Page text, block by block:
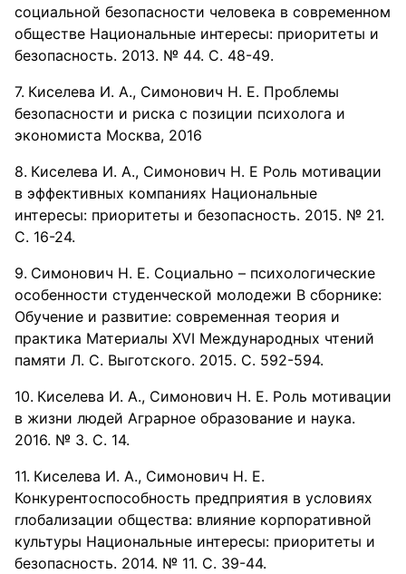
социальной безопасности человека в современном
обществе Национальные интересы: приоритеты и
безопасность. 2013. № 44. С. 48-49.
Киселева И. А., Симонович Н. Е. Проблемы
безопасности и риска с позиции психолога и
экономиста Москва, 2016
Киселева И. А., Симонович Н. Е Роль мотивации
в эффективных компаниях Национальные
интересы: приоритеты и безопасность. 2015. № 21.
С. 16-24.
Симонович Н. Е. Социально – психологические
особенности студенческой молодежи В сборнике:
Обучение и развитие: современная теория и
практика Материалы XVI Международных чтений
памяти Л. С. Выготского. 2015. С. 592-594.
Киселева И. А., Симонович Н. Е. Роль мотивации
в жизни людей Аграрное образование и наука.
2016. № 3. С. 14.
Киселева И. А., Симонович Н. Е.
Конкурентоспособность предприятия в условиях
глобализации общества: влияние корпоративной
культуры Национальные интересы: приоритеты и
безопасность. 2014. № 11. С. 39-44.